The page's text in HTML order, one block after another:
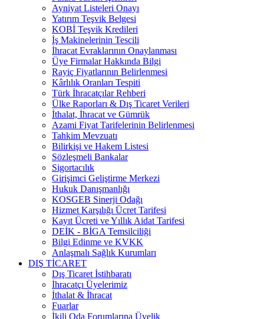
Ayniyat Listeleri Onayı
Yatırım Teşvik Belgesi
KOBİ Teşvik Kredileri
İş Makinelerinin Tescili
İhracat Evraklarının Onaylanması
Üye Firmalar Hakkında Bilgi
Rayiç Fiyatlarının Belirlenmesi
Kârlılık Oranları Tespiti
Türk İhracatçılar Rehberi
Ülke Raporları & Dış Ticaret Verileri
İthalat, İhracat ve Gümrük
Azami Fiyat Tarifelerinin Belirlenmesi
Tahkim Mevzuatı
Bilirkişi ve Hakem Listesi
Sözleşmeli Bankalar
Sigortacılık
Girişimci Geliştirme Merkezi
Hukuk Danışmanlığı
KOSGEB Sinerji Odağı
Hizmet Karşılığı Ücret Tarifesi
Kayıt Ücreti ve Yıllık Aidat Tarifesi
DEİK - BİGA Temsilciliği
Bilgi Edinme ve KVKK
Anlaşmalı Sağlık Kurumları
DIŞ TİCARET
Dış Ticaret İstihbaratı
İhracatçı Üyelerimiz
İthalat & İhracat
Fuarlar
İkili Oda Forumlarına Üyelik